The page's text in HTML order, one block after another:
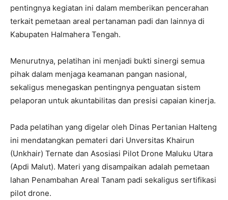
pentingnya kegiatan ini dalam memberikan pencerahan
terkait pemetaan areal pertanaman padi dan lainnya di
Kabupaten Halmahera Tengah.
Menurutnya, pelatihan ini menjadi bukti sinergi semua
pihak dalam menjaga keamanan pangan nasional,
sekaligus menegaskan pentingnya penguatan sistem
pelaporan untuk akuntabilitas dan presisi capaian kinerja.
Pada pelatihan yang digelar oleh Dinas Pertanian Halteng
ini mendatangkan pemateri dari Unversitas Khairun
(Unkhair) Ternate dan Asosiasi Pilot Drone Maluku Utara
(Apdi Malut). Materi yang disampaikan adalah pemetaan
lahan Penambahan Areal Tanam padi sekaligus sertifikasi
pilot drone.